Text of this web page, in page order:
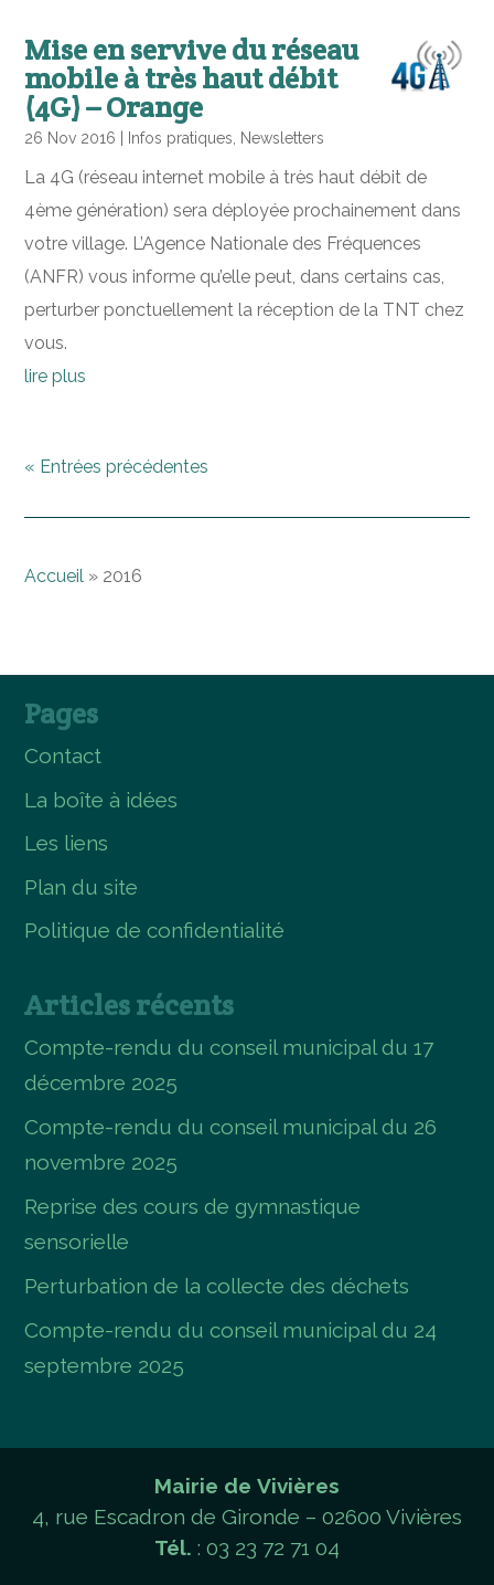
Mise en servive du réseau
mobile à très haut débit
(4G) – Orange
26 Nov 2016 Infos pratiques Newsletters
La 4G (réseau internet mobile à très haut débit de
4ème génération) sera déployée prochainement dans
votre village. L’Agence Nationale des Fréquences
(ANFR) vous informe qu’elle peut, dans certains cas,
perturber ponctuellement la réception de la TNT chez
vous.
lire plus
« Entrées précédentes
Accueil » 2016
Pages
Contact
La boîte à idées
Les liens
Plan du site
Politique de confidentialité
Articles récents
Compte-rendu du conseil municipal du 17
décembre 2025
Compte-rendu du conseil municipal du 26
novembre 2025
Reprise des cours de gymnastique
sensorielle
Perturbation de la collecte des déchets
Compte-rendu du conseil municipal du 24
septembre 2025
Mairie de Vivières
4, rue Escadron de Gironde – 02600 Vivières
Tél. : 03 23 72 71 04